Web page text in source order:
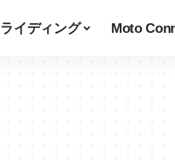
ライディング Moto